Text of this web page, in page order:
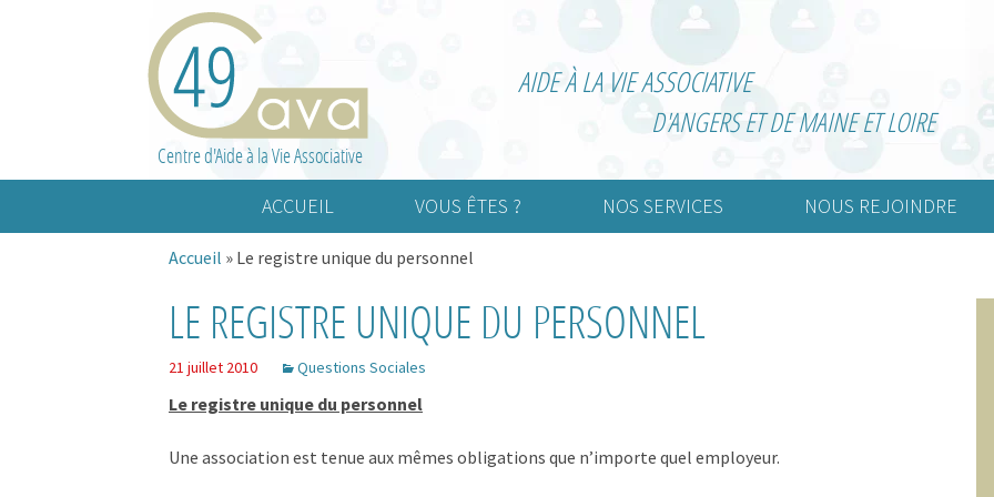
Centre d'Aide à la Vie Associative
AIDE À LA VIE ASSOCIATIVE
D'ANGERS ET DE MAINE ET LOIRE
ACCUEIL VOUS ÊTES ?
Association culturelle
Association sportive
NOS SERVICES
Vie associative
Gestion associative
NOUS REJOINDRE
Accueil » Le registre unique du personnel
LE REGISTRE UNIQUE DU PERSONNEL
21 juillet 2010 Questions Sociales
Le registre unique du personnel
Une association est tenue aux mêmes obligations que n’importe quel employeur.